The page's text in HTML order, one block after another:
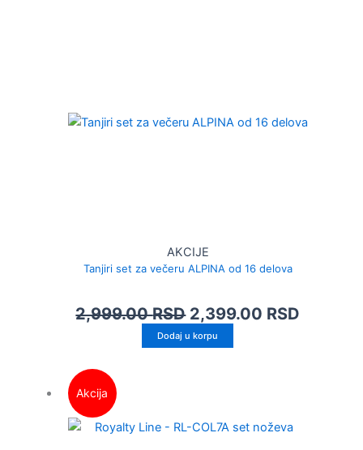
AKCIJE
Tanjiri set za večeru ALPINA od 16 delova
2,999.00RSD 2,399.00 RSD
Dodaj u korpu
Akcija